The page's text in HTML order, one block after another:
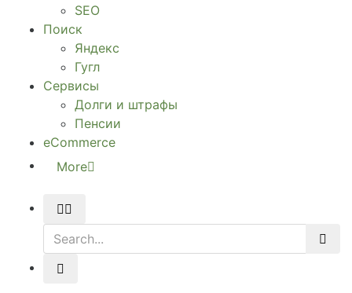
SEO
Поиск
Яндекс
Гугл
Сервисы
Долги и штрафы
Пенсии
eCommerce
More